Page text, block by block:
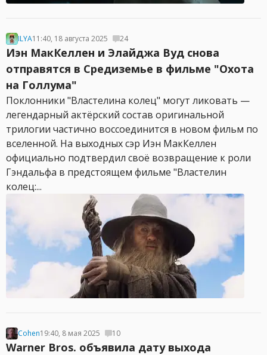
ILYA11:40, 18 августа 2025 24
Иэн МакКеллен и Элайджа Вуд снова
отправятся в Средиземье в фильме "Охота
на Голлума"
Поклонники "Властелина колец" могут ликовать —
легендарный актёрский состав оригинальной
трилогии частично воссоединится в новом фильм по
вселенной. На выходных сэр Иэн МакКеллен
официально подтвердил своё возвращение к роли
Гэндальфа в предстоящем фильме "Властелин
колец:...
Cohen19:40, 8 мая 2025 10
Warner Bros. объявила дату выхода